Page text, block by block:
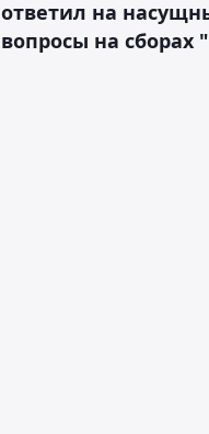
ответил на
вопросы на сборах